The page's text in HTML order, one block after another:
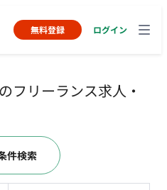
無料登録 ログイン
フリーランス求人・
件検索